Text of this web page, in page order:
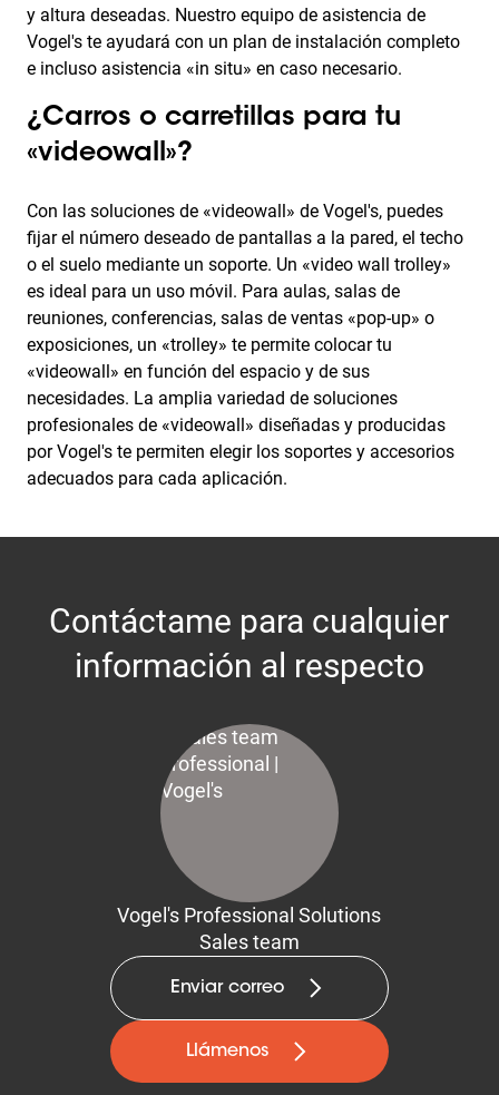
y altura deseadas. Nuestro equipo de asistencia de
Vogel's te ayudará con un plan de instalación completo
e incluso asistencia «in situ» en caso necesario.
¿Carros o carretillas para tu
«videowall»?
Con las soluciones de «videowall» de Vogel's, puedes
fijar el número deseado de pantallas a la pared, el techo
o el suelo mediante un soporte. Un «video wall trolley»
es ideal para un uso móvil. Para aulas, salas de
reuniones, conferencias, salas de ventas «pop-up» o
exposiciones, un «trolley» te permite colocar tu
«videowall» en función del espacio y de sus
necesidades. La amplia variedad de soluciones
profesionales de «videowall» diseñadas y producidas
por Vogel's te permiten elegir los soportes y accesorios
adecuados para cada aplicación.
Contáctame para cualquier
información al respecto
Vogel's Professional Solutions
Sales team
Enviar correo
Llámenos